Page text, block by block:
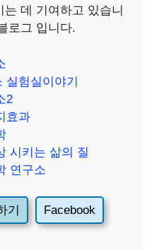
데 기여하고 있습니
로그 입니다.
실험실이야기
2
효과
시키는 삶의 질
연구소
기 Facebook